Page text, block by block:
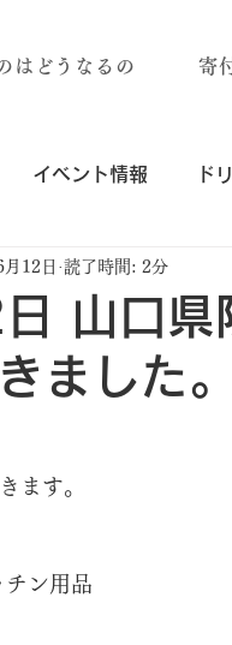
はどうなるの 寄
イベント情報 ド
山口県
ました
12日 読了時間: 2分
ます。
ン用品